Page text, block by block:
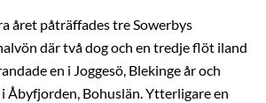
året påträffades tre Sowerbys
där två dog och en tredje flöt iland
en i Joggesö, Blekinge år och
Åbyfjorden, Bohuslän. Ytterligare en